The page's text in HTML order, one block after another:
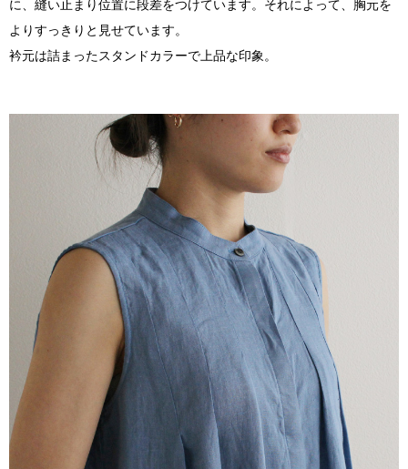
に、縫い止まり位置に段差をつけています。それによって、胸元を
よりすっきりと見せています。
衿元は詰まったスタンドカラーで上品な印象。